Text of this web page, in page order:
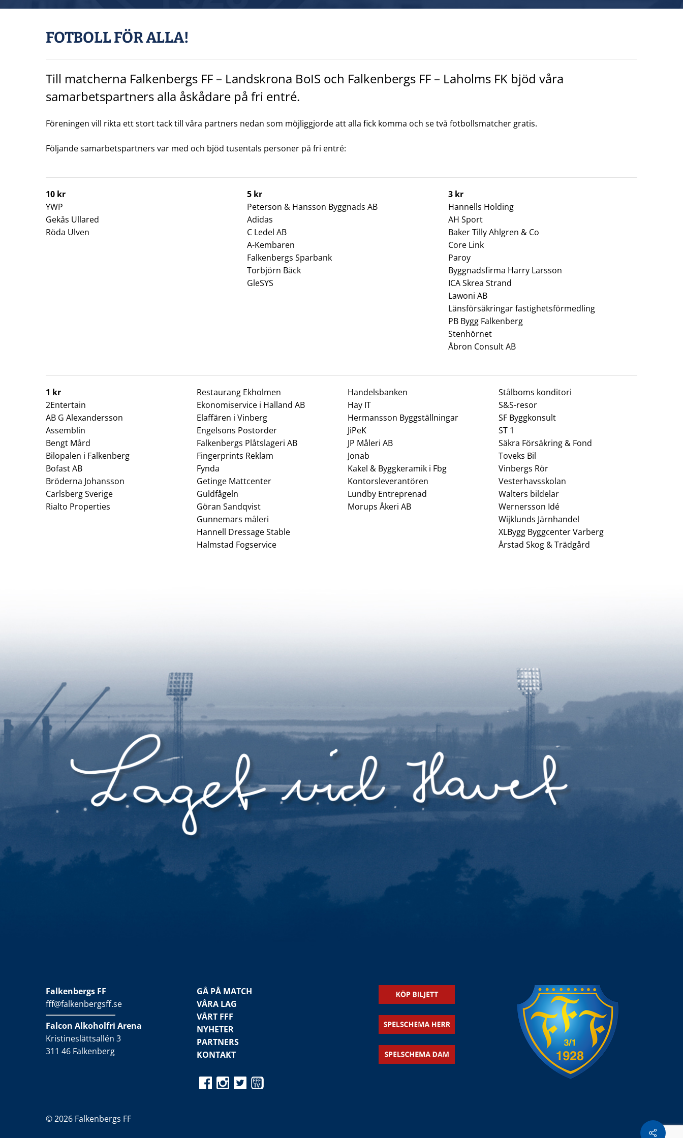
FOTBOLL FÖR ALLA!
Till matcherna Falkenbergs FF – Landskrona BoIS och Falkenbergs FF – Laholms FK bjöd våra
samarbetspartners alla åskådare på fri entré.
Föreningen vill rikta ett stort tack till våra partners nedan som möjliggjorde att alla fick komma och se två fotbollsmatcher gratis.
Följande samarbetspartners var med och bjöd tusentals personer på fri entré:
10 kr
YWP
Gekås Ullared
Röda Ulven
5 kr
Peterson & Hansson Byggnads AB
Adidas
C Ledel AB
A-Kembaren
Falkenbergs Sparbank
Torbjörn Bäck
GleSYS
3 kr
Hannells Holding
AH Sport
Baker Tilly Ahlgren & Co
Core Link
Paroy
Byggnadsfirma Harry Larsson
ICA Skrea Strand
Lawoni AB
Länsförsäkringar fastighetsförmedling
PB Bygg Falkenberg
Stenhörnet
Åbron Consult AB
1 kr
2Entertain
AB G Alexandersson
Assemblin
Bengt Mård
Bilopalen i Falkenberg
Bofast AB
Bröderna Johansson
Carlsberg Sverige
Rialto Properties
Restaurang Ekholmen
Ekonomiservice i Halland AB
Elaffären i Vinberg
Engelsons Postorder
Falkenbergs Plåtslageri AB
Fingerprints Reklam
Fynda
Getinge Mattcenter
Guldfågeln
Göran Sandqvist
Gunnemars måleri
Hannell Dressage Stable
Halmstad Fogservice
Handelsbanken
Hay IT
Hermansson Byggställningar
JiPeK
JP Måleri AB
Jonab
Kakel & Byggkeramik i Fbg
Kontorsleverantören
Lundby Entreprenad
Morups Åkeri AB
Stålboms konditori
S&S-resor
SF Byggkonsult
ST 1
Säkra Försäkring & Fond
Toveks Bil
Vinbergs Rör
Vesterhavsskolan
Walters bildelar
Wernersson Idé
Wijklunds Järnhandel
XLBygg Byggcenter Varberg
Årstad Skog & Trädgård
Falkenbergs FF
fff@falkenbergsff.se
Falcon Alkoholfri Arena
Kristineslättsallén 3
311 46 Falkenberg
GÅ PÅ MATCH
VÅRA LAG
VÅRT FFF
NYHETER
PARTNERS
KONTAKT
© 2026 Falkenbergs FF